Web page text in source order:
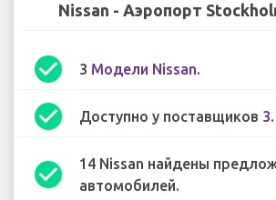
Nissan - Аэропорт
check_circle 3 Модели Nissan.
check_circle Доступно у поставщиков 3.
check_circle
14 Nissan найдены
автомобилей.